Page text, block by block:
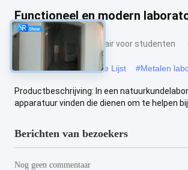
Time
Functioneel en modern
Laboratoriummeubilair voor studenten
laboratorium Werkende Lijst #Metalen
Productbeschrijving: In een
apparatuur vinden die dienen om te helpen
Berichten van bezoekers
Nog geen commentaar